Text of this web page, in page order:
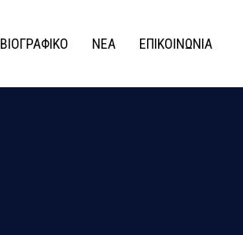
ΒΙΟΓΡΑΦΙΚΟ ΝΕΑ ΕΠΙΚΟΙΝΩΝΙΑ